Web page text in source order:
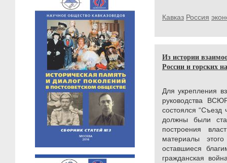
Кавказ Россия
Из истории
России и горских
Для укрепления
руководства
состоялся “Съезд
должны были
построения
материалы
оставшиеся
гражданская